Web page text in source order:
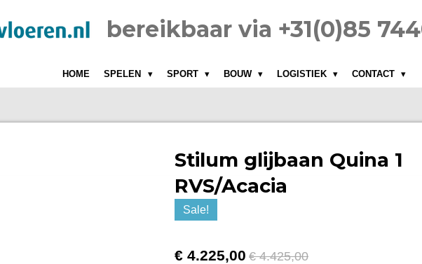
bereikbaar via +31(0)85
HOME SPELEN SPORT BOUW LOGISTIEK CONTACT
Stilum glijbaan Quina 1
RVS/Acacia
Sale!
€ 4.225,00 € 4.425,00